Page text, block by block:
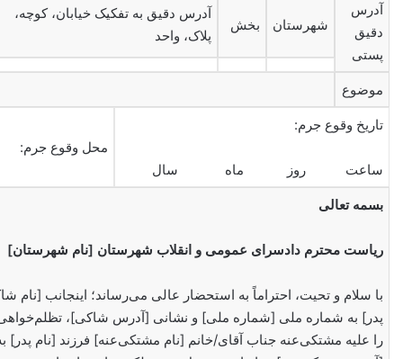
آدرس
دقیق
پستی
شهرستان بخش
آدرس دقیق به تفکیک خیابان، کوچه،
پلاک، واحد
موضوع
تاریخ وقوع جرم:
ساعت روز ماه سال
محل وقوع جرم:
بسمه تعالی
ریاست محترم دادسرای عمومی و انقلاب شهرستان [نام شهرستان]
با سلام و تحیت، احتراماً به استحضار عالی می‌رساند؛ اینجانب [نام
پدر] به شماره ملی [شماره ملی] و نشانی [آدرس شاکی]،
را علیه مشتکی‌عنه جناب آقای/خانم [نام مشتکی‌عنه] فرزند [نام پدر]